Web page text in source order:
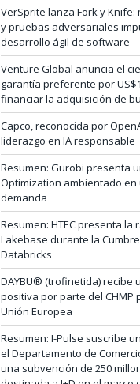
VerSprite lanza Fork y
y pruebas adversariales
desarrollo ágil de software
Venture Global anuncia el
garantía preferente por
financiar la adquisición de
Capco, reconocida por
liderazgo en IA responsable
Resumen: Gurobi presenta
Optimization ambientado
demanda
Resumen: HTEC presenta
Lakebase durante la
Databricks
DAYBU® (trofinetida) recibe
positiva por parte del CHMP
Unión Europea
Resumen: I-Pulse suscribe
el Departamento de
una subvención de 250